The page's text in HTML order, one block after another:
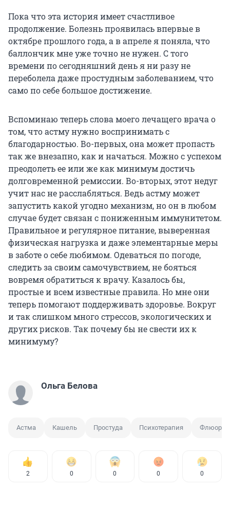
Пока что эта история имеет счастливое
продолжение. Болезнь проявилась впервые в
октябре прошлого года, а в апреле я поняла, что
баллончик мне уже точно не нужен. С того
времени по сегодняшний день я ни разу не
переболела даже простудным заболеванием, что
само по себе большое достижение.
Вспоминаю теперь слова моего лечащего врача о
том, что астму нужно воспринимать с
благодарностью. Во-первых, она может пропасть
так же внезапно, как и начаться. Можно с успехом
преодолеть ее или же как минимум достичь
долговременной ремиссии. Во-вторых, этот недуг
учит нас не расслабляться. Ведь астму может
запустить какой угодно механизм, но он в любом
случае будет связан с пониженным иммунитетом.
Правильное и регулярное питание, выверенная
физическая нагрузка и даже элементарные меры
в заботе о себе любимом. Одеваться по погоде,
следить за своим самочувствием, не бояться
вовремя обратиться к врачу. Казалось бы,
простые и всем известные правила. Но мне они
теперь помогают поддерживать здоровье. Вокруг
и так слишком много стрессов, экологических и
других рисков. Так почему бы не свести их к
минимуму?
Ольга Белова
Астма Кашель Простуда Психотерапия
2 0 0 0 0